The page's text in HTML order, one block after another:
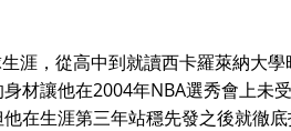
涯，從高中到就讀西卡羅萊納大
材讓他在2004年NBA選秀會上未
在生涯第三年站穩先發之後就徹